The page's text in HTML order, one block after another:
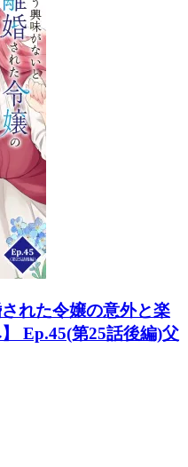
れた令嬢の意外と楽
Ep.45(第25話後編)父